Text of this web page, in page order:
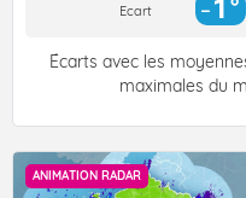
Ecart 1°
Écarts avec les
maximales du
ANIMATION RADAR